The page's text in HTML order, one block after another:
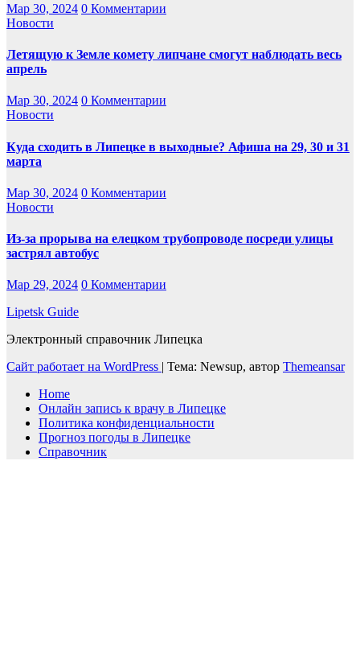
Мар 30, 2024 0 Комментарии
Новости
Летящую к Земле комету липчане смогут наблюдать весь
апрель
Мар 30, 2024 0 Комментарии
Новости
Куда сходить в Липецке в выходные? Афиша на 29, 30 и 31
марта
Мар 30, 2024 0 Комментарии
Новости
Из-за прорыва на елецком трубопроводе посреди улицы
застрял автобус
Мар 29, 2024 0 Комментарии
Lipetsk Guide
Электронный справочник Липецка
Сайт работает на WordPress
Тема: Newsup, автор Themeansar
Home
Онлайн запись к врачу в Липецке
Политика конфиденциальности
Прогноз погоды в Липецке
Справочник